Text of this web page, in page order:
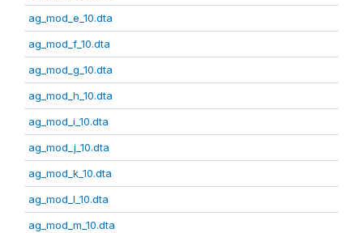
ag_mod_e_10.dta
ag_mod_f_10.dta
ag_mod_g_10.dta
ag_mod_h_10.dta
ag_mod_i_10.dta
ag_mod_j_10.dta
ag_mod_k_10.dta
ag_mod_l_10.dta
ag_mod_m_10.dta